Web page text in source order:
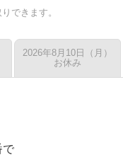
できます。
2026年8月10日（月）
お休み
で